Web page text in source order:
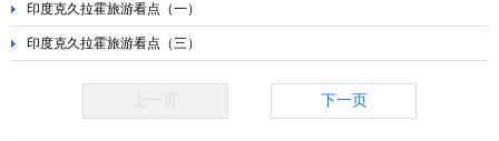
印度克久拉霍旅游看点（一）
印度克久拉霍旅游看点（三）
下一页